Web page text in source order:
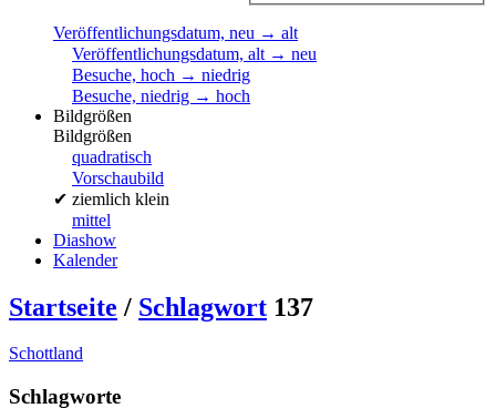
Veröffentlichungsdatum, neu → alt
Veröffentlichungsdatum, alt → neu
Besuche, hoch → niedrig
Besuche, niedrig → hoch
Bildgrößen
Bildgrößen
quadratisch
Vorschaubild
✔ ziemlich klein
mittel
Diashow
Kalender
Startseite / Schlagwort 137
Schottland
Schlagworte